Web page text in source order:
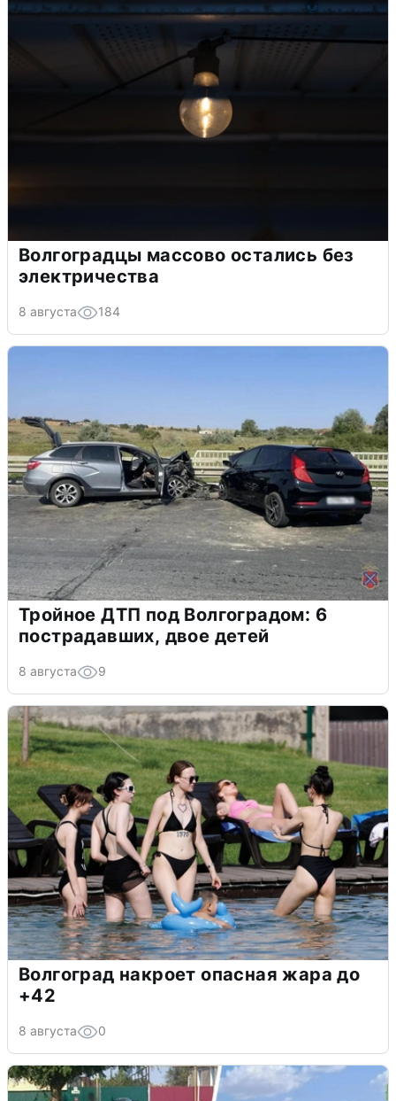
Волгоградцы массово остались без
электричества
8 августа 184
Тройное ДТП под Волгоградом: 6
пострадавших, двое детей
8 августа 9
Волгоград накроет опасная жара до
+42
8 августа 0